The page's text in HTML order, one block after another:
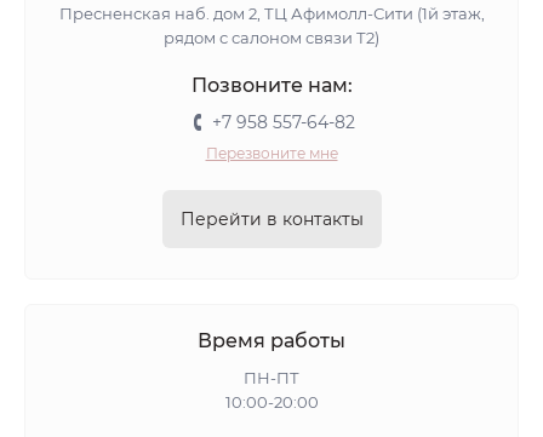
Пресненская наб. дом 2, ТЦ Афимолл-Сити (1й этаж,
рядом с салоном связи Т2)
Позвоните нам:
+7 958 557-64-82
Перезвоните мне
Перейти в контакты
Время работы
ПН-ПТ
10:00-20:00